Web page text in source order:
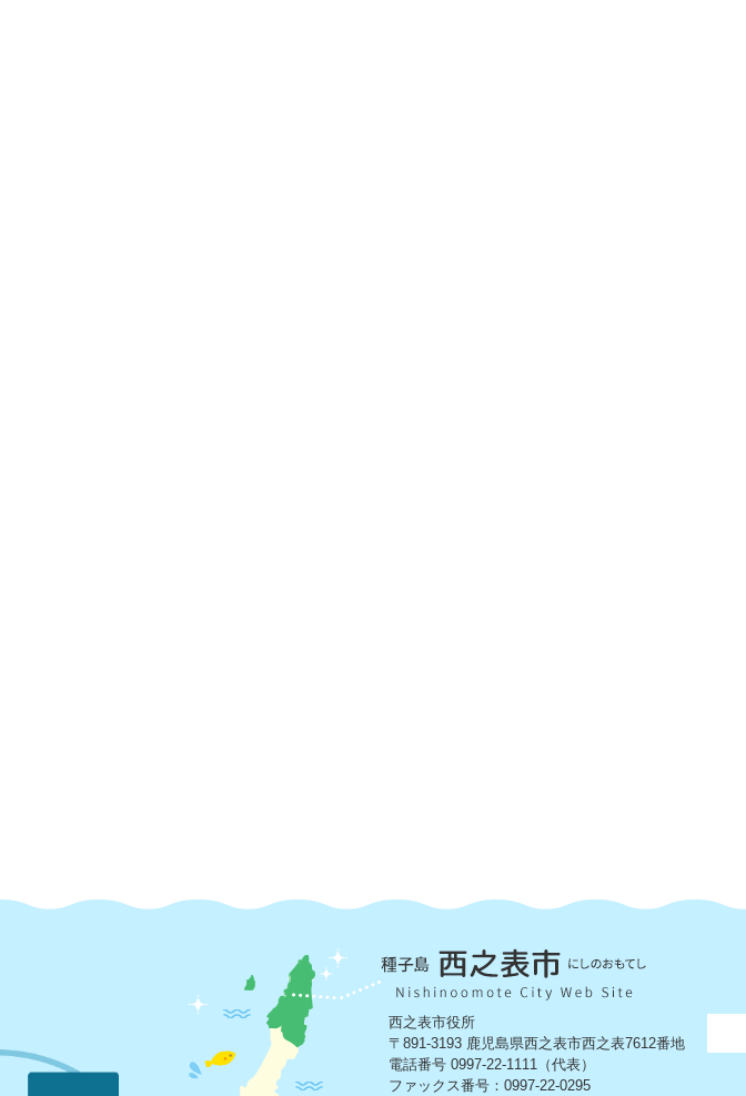
西之表市役所
〒891-3193 鹿児島県西之表市西之表7612番地
電話番号 0997-22-1111（代表）
ファックス番号：0997-22-0295